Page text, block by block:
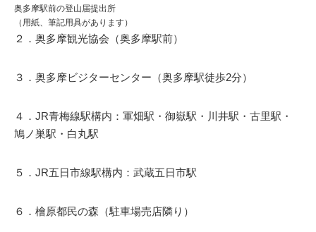
奥多摩駅前の登山届提出所
（用紙、筆記用具があります）
２．奥多摩観光協会（奥多摩駅前）
３．奥多摩ビジターセンター（奥多摩駅徒歩2分）
４．JR青梅線駅構内：軍畑駅・御嶽駅・川井駅・古里駅・
鳩ノ巣駅・白丸駅
５．JR五日市線駅構内：武蔵五日市駅
６．檜原都民の森（駐車場売店隣り）